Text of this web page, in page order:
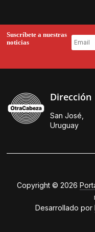
Suscríbete a nuestras
noticias
Dirección
San José,
Uruguay
Copyright © 2026
Desarrollado por